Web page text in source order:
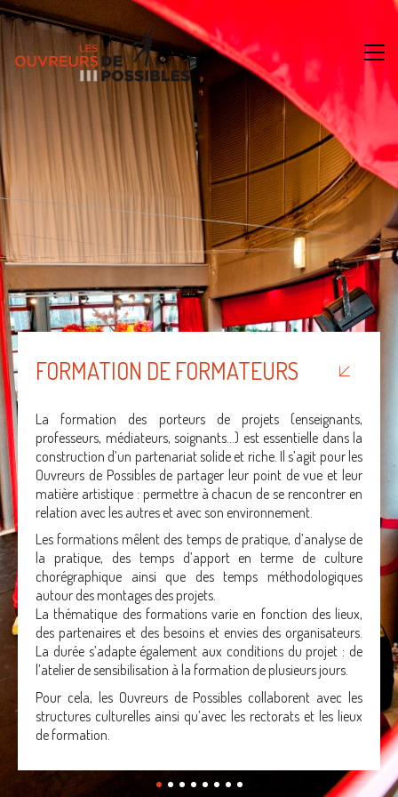
FORMATION DE FORMATEURS
La formation des porteurs de projets (enseignants,
professeurs, médiateurs, soignants…) est essentielle dans la
construction d’un partenariat solide et riche. Il s’agit pour les
Ouvreurs de Possibles de partager leur point de vue et leur
matière artistique : permettre à chacun de se rencontrer en
relation avec les autres et avec son environnement.
Les formations mêlent des temps de pratique, d’analyse de
la pratique, des temps d’apport en terme de culture
chorégraphique ainsi que des temps méthodologiques
autour des montages des projets.
La thématique des formations varie en fonction des lieux,
des partenaires et des besoins et envies des organisateurs.
La durée s’adapte également aux conditions du projet : de
l’atelier de sensibilisation à la formation de plusieurs jours.
Pour cela, les Ouvreurs de Possibles collaborent avec les
structures culturelles ainsi qu’avec les rectorats et les lieux
de formation.